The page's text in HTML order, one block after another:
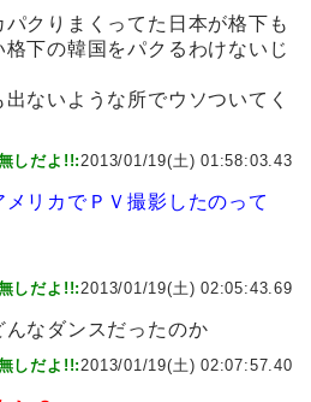
クりまくってた日本が格下も
下の韓国をパクるわけないじ
ないような所でウソついてく
しだよ!!:2013/01/19(土) 01:58:03.43
リカでＰＶ撮影したのって
しだよ!!:2013/01/19(土) 02:05:43.69
なダンスだったのか
しだよ!!:2013/01/19(土) 02:07:57.40